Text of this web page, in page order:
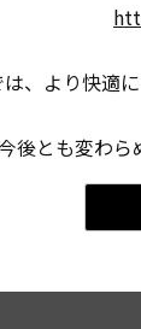
町68-3
：00）
、より快適
後とも変わら